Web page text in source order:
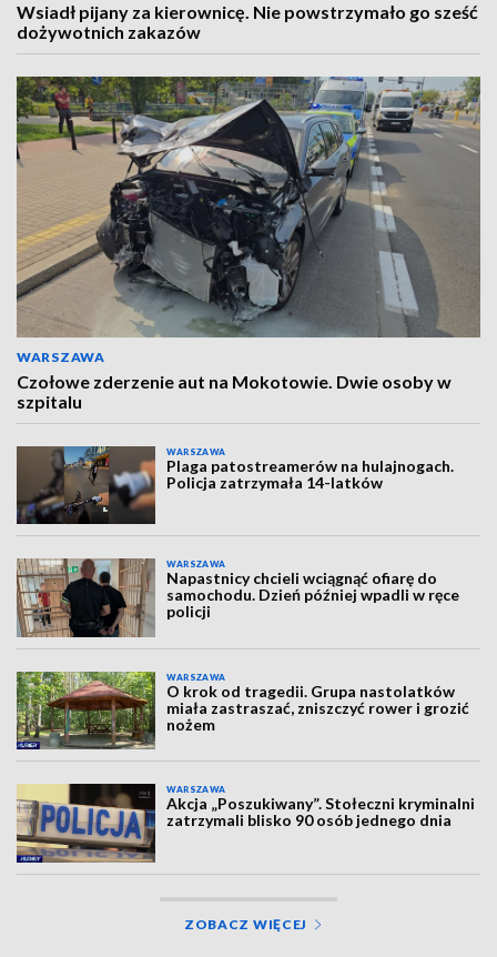
Wsiadł pijany za kierownicę. Nie powstrzymało go sześć
dożywotnich zakazów
WARSZAWA
Czołowe zderzenie aut na Mokotowie. Dwie osoby w
szpitalu
WARSZAWA
Plaga patostreamerów na hulajnogach.
Policja zatrzymała 14-latków
WARSZAWA
Napastnicy chcieli wciągnąć ofiarę do
samochodu. Dzień później wpadli w ręce
policji
WARSZAWA
O krok od tragedii. Grupa nastolatków
miała zastraszać, zniszczyć rower i grozić
nożem
WARSZAWA
Akcja „Poszukiwany”. Stołeczni kryminalni
zatrzymali blisko 90 osób jednego dnia
ZOBACZ WIĘCEJ